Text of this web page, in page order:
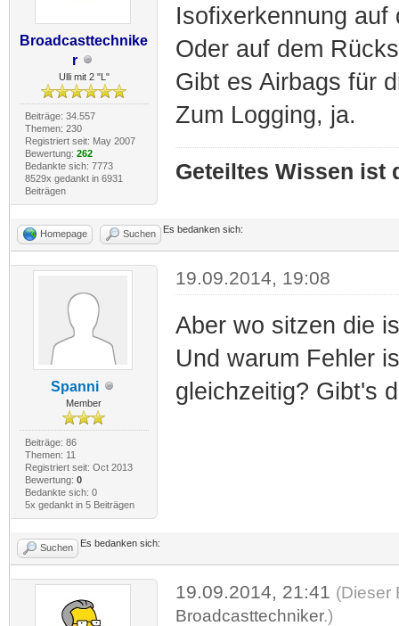
Broadcasttechnike
r
Ulli mit 2 "L"
Beiträge: 34.557
Themen: 230
Registriert seit: May 2007
Bewertung: 262
Bedankte sich: 7773
8529x gedankt in 6931
Beiträgen
Isofixerkennung auf
Oder auf dem
Gibt es Airbags für
Zum Logging, ja.
Geteiltes Wissen ist
Homepage Suchen Es bedanken sich:
Spanni
Member
Beiträge: 86
Themen: 11
Registriert seit: Oct 2013
Bewertung: 0
Bedankte sich: 0
5x gedankt in 5 Beiträgen
19.09.2014, 19:08
Aber wo sitzen die
Und warum Fehler
gleichzeitig? Gibt's
Suchen Es bedanken sich:
19.09.2014, 21:41 (Dieser
Broadcasttechniker.)